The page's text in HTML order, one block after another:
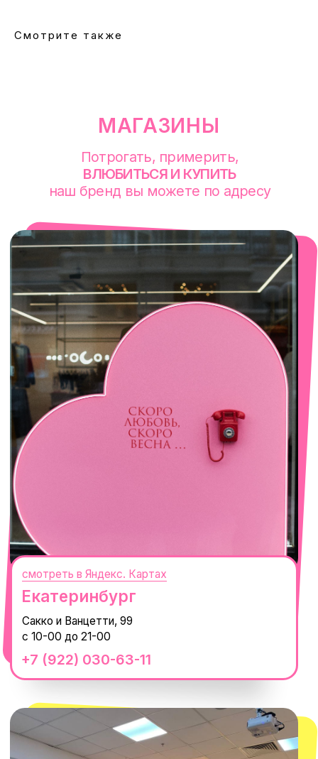
Смотрите также
Екатеринбург
Сакко и Ванцетти, 99
+7 (922) 030-63-11
с 10-00 до 21-00
Сочи
Село Эстосадок, ТРЦ Горки Молл,
Горная Карусель, 3
+7 (919) 374-04-04
с 10-00 до 22-00
смотреть в Яндекс. Картах